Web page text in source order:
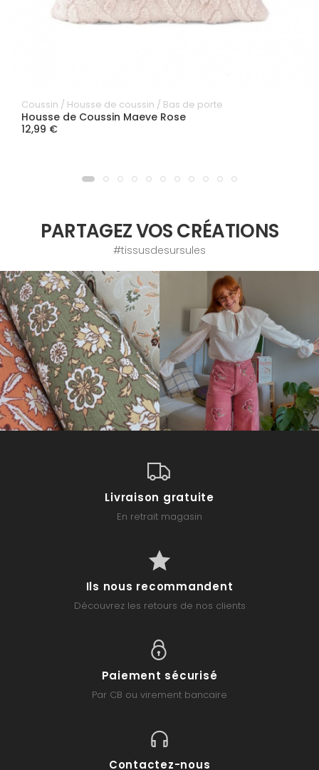
Coussin / Housse de coussin / Bas de porte
Housse de Coussin Maeve Rose
12,99 €
PARTAGEZ VOS CRÉATIONS
#tissusdesursules
Livraison gratuite
En retrait magasin
Ils nous recommandent
Découvrez les retours de nos clients
Paiement sécurisé
Par CB ou virement bancaire
Contactez-nous